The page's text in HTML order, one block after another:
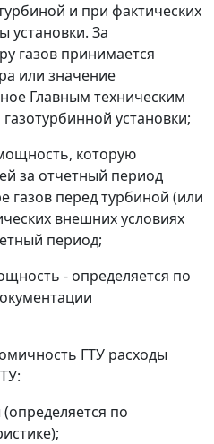
и при фактических
установки. За
газов принимается
или значение
Главным техническим
установки;
которую
за отчетный период
газов перед турбиной (или
внешних условиях
период;
- определяется по
ГТУ расходы
по